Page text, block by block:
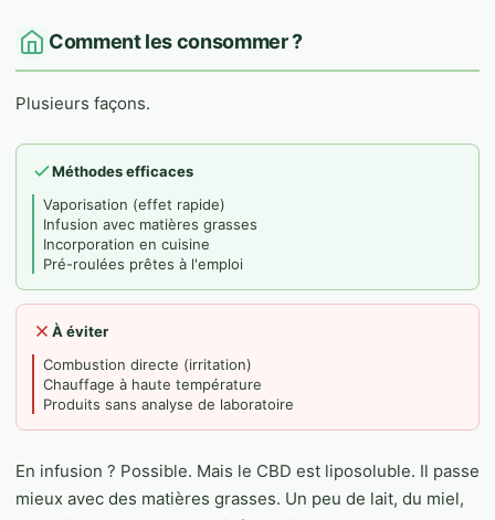
Comment les consommer ?
Plusieurs façons.
Méthodes efficaces
Vaporisation (effet rapide)
Infusion avec matières grasses
Incorporation en cuisine
Pré-roulées prêtes à l'emploi
À éviter
Combustion directe (irritation)
Chauffage à haute température
Produits sans analyse de laboratoire
En infusion ? Possible. Mais le CBD est liposoluble. Il passe
mieux avec des matières grasses. Un peu de lait, du miel,